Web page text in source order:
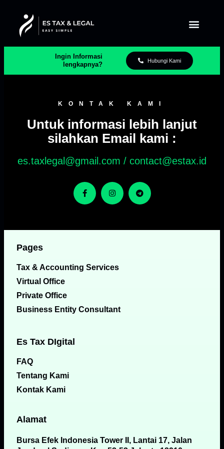
Ingin Informasi
lengkapnya?
Hubungi Kami
KONTAK KAMI
Untuk informasi lebih lanjut
silahkan Email kami :
es.taxlegal@gmail.com / contact@estax.id
Pages
Tax & Accounting Services
Virtual Office
Private Office
Business Entity Consultant
Es Tax DIgital
FAQ
Tentang Kami
Kontak Kami
Alamat
Bursa Efek Indonesia Tower II, Lantai 17, Jalan